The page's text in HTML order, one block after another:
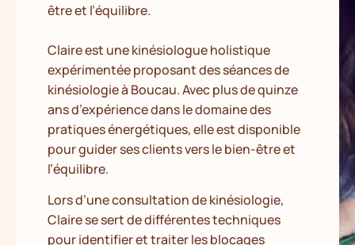
être et l’équilibre.
Claire est une kinésiologue holistique
expérimentée proposant des séances de
kinésiologie à Boucau. Avec plus de quinze
ans d’expérience dans le domaine des
pratiques énergétiques, elle est disponible
pour guider ses clients vers le bien-être et
l’équilibre.
Lors d’une consultation de kinésiologie,
Claire se sert de différentes techniques
pour identifier et traiter les blocages